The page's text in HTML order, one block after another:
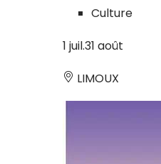
Culture
1 juil.31 août
LIMOUX